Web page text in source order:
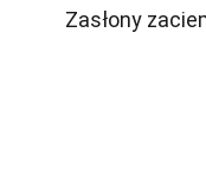
Zasłony